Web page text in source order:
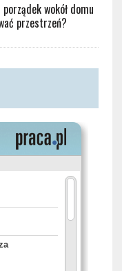
wokół domu
przestrzeń?